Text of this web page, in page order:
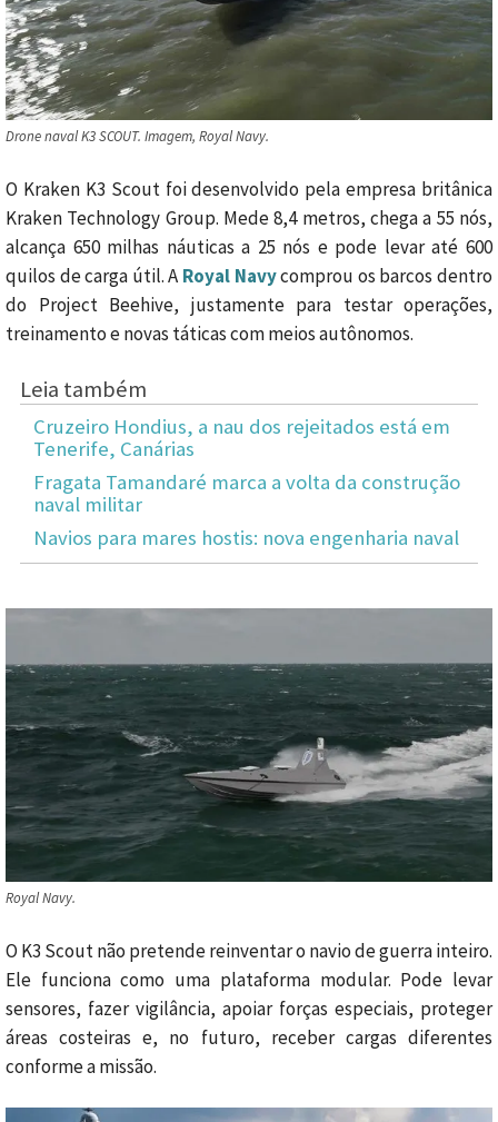
Drone naval K3 SCOUT. Imagem, Royal Navy.
O Kraken K3 Scout foi desenvolvido pela empresa britânica
Kraken Technology Group. Mede 8,4 metros, chega a 55 nós,
alcança 650 milhas náuticas a 25 nós e pode levar até 600
quilos de carga útil. A Royal Navycomprou os barcos dentro
do Project Beehive, justamente para testar operações,
treinamento e novas táticas com meios autônomos.
Leia também
Cruzeiro Hondius, a nau dos rejeitados está em
Tenerife, Canárias
Fragata Tamandaré marca a volta da construção
naval militar
Navios para mares hostis: nova engenharia naval
Royal Navy.
O K3 Scout não pretende reinventar o navio de guerra inteiro.
Ele funciona como uma plataforma modular. Pode levar
sensores, fazer vigilância, apoiar forças especiais, proteger
áreas costeiras e, no futuro, receber cargas diferentes
conforme a missão.